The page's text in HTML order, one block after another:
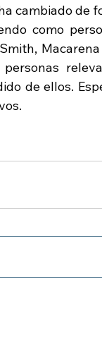
cambiado de
como
de ellos.